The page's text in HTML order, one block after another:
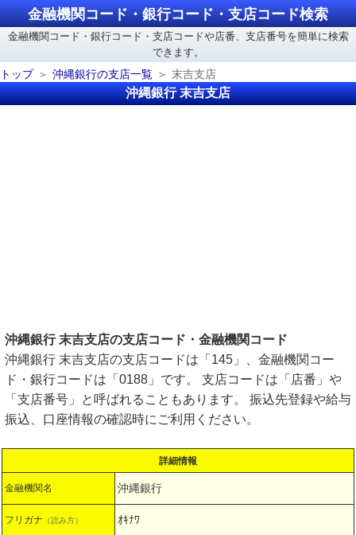
金融機関コード・銀行コード・支店コード検索
金融機関コード・銀行コード・支店コードや店番、支店番号を簡単に検索
できます。
トップ
沖縄銀行の支店一覧 末吉支店
沖縄銀行 末吉支店
沖縄銀行 末吉支店の支店コード・金融機関コード
沖縄銀行 末吉支店の支店コードは「145」、金融機関コー
ド・銀行コードは「0188」です。 支店コードは「店番」や
「支店番号」と呼ばれることもあります。 振込先登録や給与
振込、口座情報の確認時にご利用ください。
詳細情報
金融機関名 沖縄銀行
フリガナ （読み方） ｵｷﾅﾜ